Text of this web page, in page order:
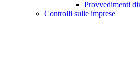
Provvedimenti
Controlli sulle imprese